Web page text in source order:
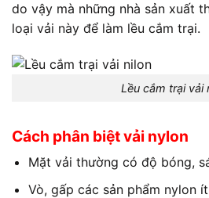
do vậy mà những nhà sản xuất
loại vải này để làm lều cắm trại.
Lều cắm trại vải
Cách phân biệt vải nylon
Mặt vải thường có độ bóng,
Vò, gấp các sản phẩm nylon